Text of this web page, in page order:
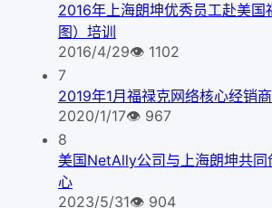
2016年上海朗坤优秀员工赴美国
图）培训
2016/4/29👁 1102
7
2019年1月福禄克网络核心经销
2020/1/17👁 967
8
美国NetAlly公司与上海朗坤共同
心
2023/5/31👁 904